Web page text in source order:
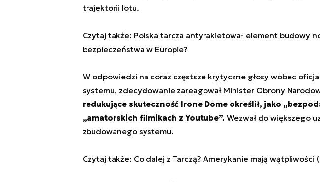
trajektorii lotu.
Czytaj także: Polska tarcza antyrakietowa- element budowy
bezpieczeństwa w Europie?
W odpowiedzi na coraz częstsze krytyczne głosy wobec
systemu, zdecydowanie zareagował Minister Obrony
redukujące skuteczność Irone Dome określił, jako
„amatorskich filmikach z Youtube”. Wezwał do większego
zbudowanego systemu.
Czytaj także: Co dalej z Tarczą? Amerykanie mają wątpliwości